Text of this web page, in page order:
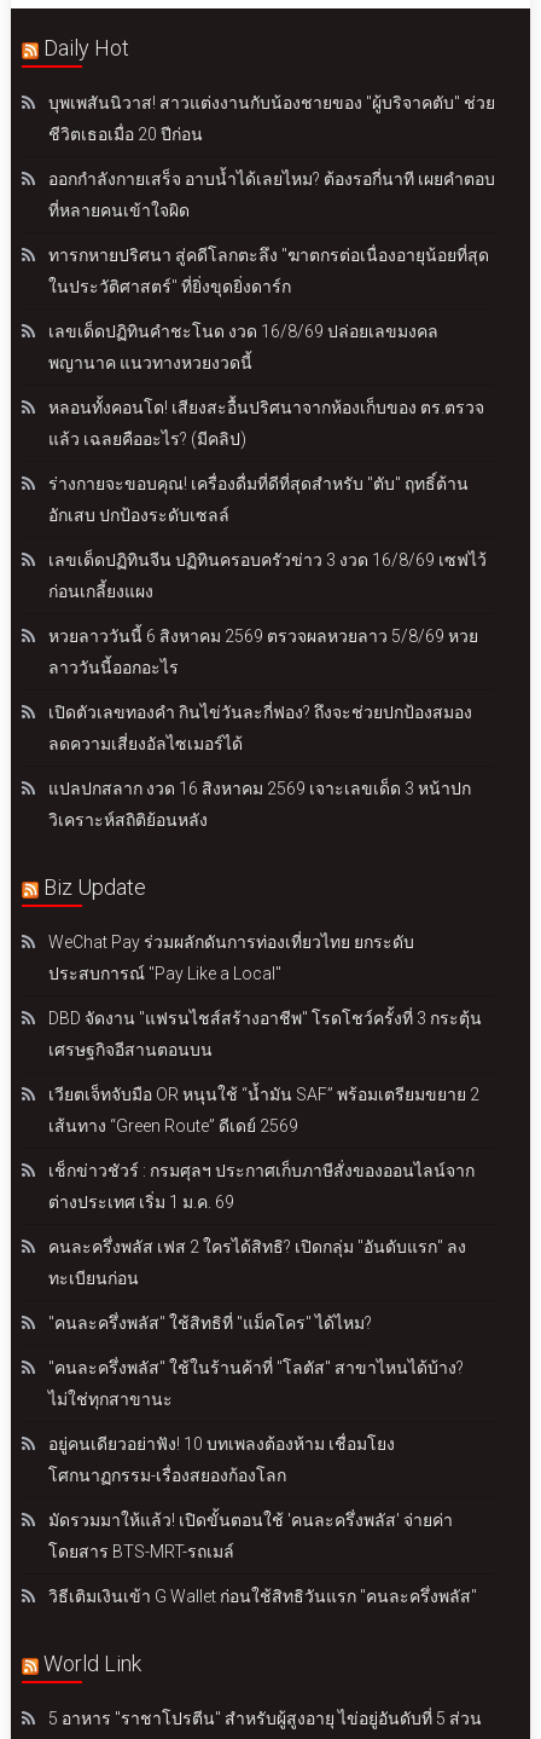
Daily Hot
บุพเพสันนิวาส! สาวแต่งงานกับน้องชายของ "ผู้บริจาคตับ" ช่วย
ชีวิตเธอเมื่อ 20 ปีก่อน
ออกกำลังกายเสร็จ อาบน้ำได้เลยไหม? ต้องรอกี่นาที เผยคำตอบ
ที่หลายคนเข้าใจผิด
ทารกหายปริศนา สู่คดีโลกตะลึง "ฆาตกรต่อเนื่องอายุน้อยที่สุด
ในประวัติศาสตร์" ที่ยิ่งขุดยิ่งดาร์ก
เลขเด็ดปฏิทินคำชะโนด งวด 16/8/69 ปล่อยเลขมงคล
พญานาค แนวทางหวยงวดนี้
หลอนทั้งคอนโด! เสียงสะอื้นปริศนาจากห้องเก็บของ ตร.ตรวจ
แล้ว เฉลยคืออะไร? (มีคลิป)
ร่างกายจะขอบคุณ! เครื่องดื่มที่ดีที่สุดสำหรับ "ตับ" ฤทธิ์ต้าน
อักเสบ ปกป้องระดับเซลล์
เลขเด็ดปฏิทินจีน ปฏิทินครอบครัวข่าว 3 งวด 16/8/69 เซฟไว้
ก่อนเกลี้ยงแผง
หวยลาววันนี้ 6 สิงหาคม 2569 ตรวจผลหวยลาว 5/8/69 หวย
ลาววันนี้ออกอะไร
เปิดตัวเลขทองคำ กินไข่วันละกี่ฟอง? ถึงจะช่วยปกป้องสมอง
ลดความเสี่ยงอัลไซเมอร์ได้
แปลปกสลาก งวด 16 สิงหาคม 2569 เจาะเลขเด็ด 3 หน้าปก
วิเคราะห์สถิติย้อนหลัง
Biz Update
WeChat Pay ร่วมผลักดันการท่องเที่ยวไทย ยกระดับ
ประสบการณ์ "Pay Like a Local"
DBD จัดงาน "แฟรนไชส์สร้างอาชีพ" โรดโชว์ครั้งที่ 3 กระตุ้น
เศรษฐกิจอีสานตอนบน
เวียตเจ็ทจับมือ OR หนุนใช้ “น้ำมัน SAF” พร้อมเตรียมขยาย 2
เส้นทาง “Green Route” ดีเดย์ 2569
เช็กข่าวชัวร์ : กรมศุลฯ ประกาศเก็บภาษีสั่งของออนไลน์จาก
ต่างประเทศ เริ่ม 1 ม.ค. 69
คนละครึ่งพลัส เฟส 2 ใครได้สิทธิ? เปิดกลุ่ม "อันดับแรก" ลง
ทะเบียนก่อน
"คนละครึ่งพลัส" ใช้สิทธิที่ "แม็คโคร" ได้ไหม?
"คนละครึ่งพลัส" ใช้ในร้านค้าที่ "โลตัส" สาขาไหนได้บ้าง?
ไม่ใช่ทุกสาขานะ
อยู่คนเดียวอย่าฟัง! 10 บทเพลงต้องห้าม เชื่อมโยง
โศกนาฏกรรม-เรื่องสยองก้องโลก
มัดรวมมาให้แล้ว! เปิดขั้นตอนใช้ 'คนละครึ่งพลัส' จ่ายค่า
โดยสาร BTS-MRT-รถเมล์
วิธีเติมเงินเข้า G Wallet ก่อนใช้สิทธิวันแรก "คนละครึ่งพลัส"
World Link
5 อาหาร "ราชาโปรตีน" สำหรับผู้สูงอายุ ไข่อยู่อันดับที่ 5 ส่วน